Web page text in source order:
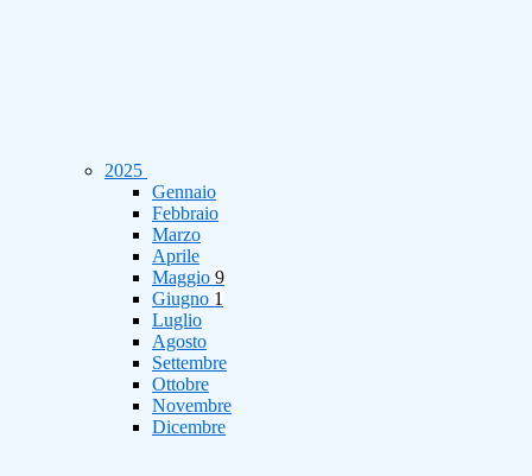
2025
Gennaio
Febbraio
Marzo
Aprile
Maggio 9
Giugno 1
Luglio
Agosto
Settembre
Ottobre
Novembre
Dicembre